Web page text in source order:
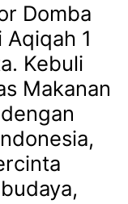
Domba
1
Kebuli
Makanan